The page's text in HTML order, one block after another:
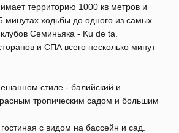
территорию 1000 кв метров и
минутах ходьбы до одного из самых
Семиньяка - Ku de ta.
и СПА всего несколько минут
стиле - балийский и
тропическим садом и большим
с видом на бассейн и сад.